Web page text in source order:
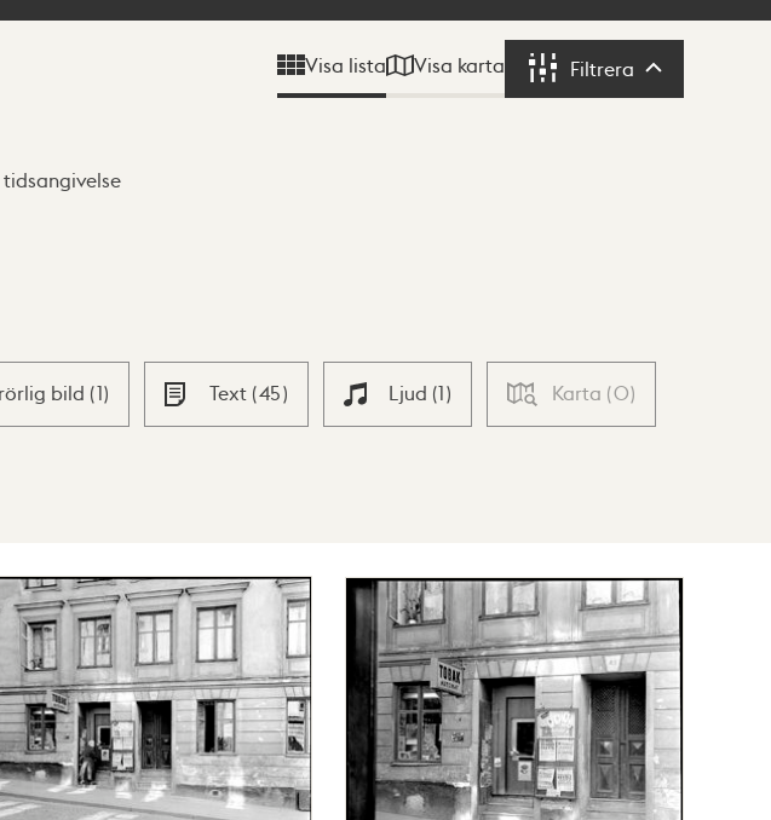
Visa lista Visa karta Filtrera Filtrera
bild (1) Text (45) Ljud (1) Karta (0)